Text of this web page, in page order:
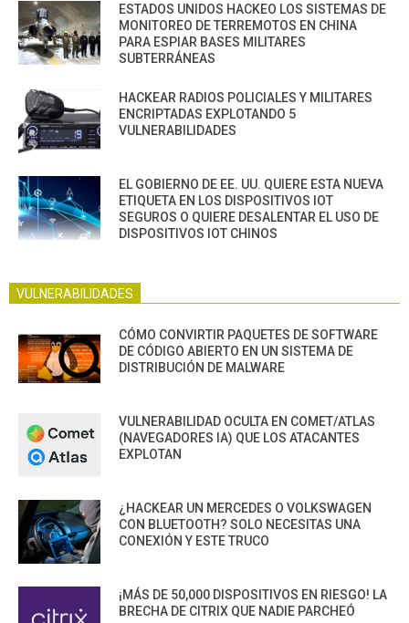
ESTADOS UNIDOS HACKEO LOS SISTEMAS DE
MONITOREO DE TERREMOTOS EN CHINA
PARA ESPIAR BASES MILITARES
SUBTERRÁNEAS
HACKEAR RADIOS POLICIALES Y MILITARES
ENCRIPTADAS EXPLOTANDO 5
VULNERABILIDADES
EL GOBIERNO DE EE. UU. QUIERE ESTA NUEVA
ETIQUETA EN LOS DISPOSITIVOS IOT
SEGUROS O QUIERE DESALENTAR EL USO DE
DISPOSITIVOS IOT CHINOS
VULNERABILIDADES
CÓMO CONVIRTIR PAQUETES DE SOFTWARE
DE CÓDIGO ABIERTO EN UN SISTEMA DE
DISTRIBUCIÓN DE MALWARE
VULNERABILIDAD OCULTA EN COMET/ATLAS
(NAVEGADORES IA) QUE LOS ATACANTES
EXPLOTAN
¿HACKEAR UN MERCEDES O VOLKSWAGEN
CON BLUETOOTH? SOLO NECESITAS UNA
CONEXIÓN Y ESTE TRUCO
¡MÁS DE 50,000 DISPOSITIVOS EN RIESGO! LA
BRECHA DE CITRIX QUE NADIE PARCHEÓ